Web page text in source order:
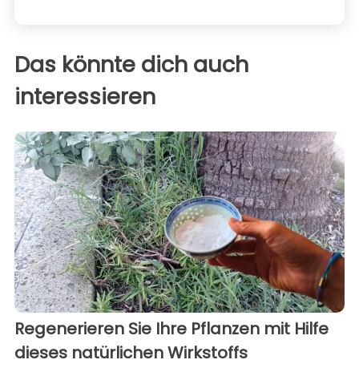
Das könnte dich auch
interessieren
Regenerieren Sie Ihre Pflanzen mit Hilfe
dieses natürlichen Wirkstoffs